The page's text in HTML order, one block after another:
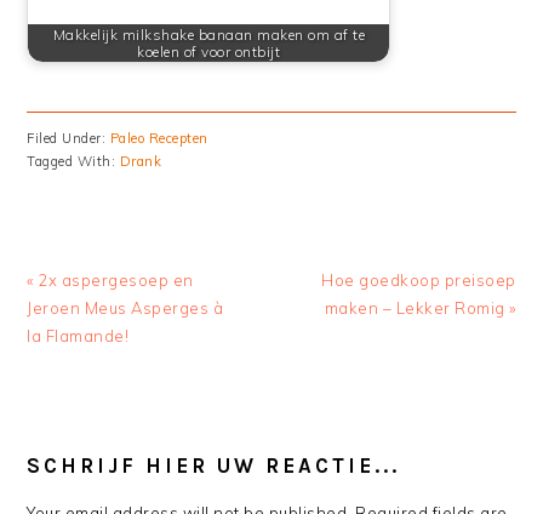
Makkelijk milkshake banaan maken om af te
koelen of voor ontbijt
Filed Under: Paleo Recepten
Tagged With: Drank
Previous
Post:
« 2x aspergesoep en
Jeroen Meus Asperges à
la Flamande!
Next
Post:
Hoe goedkoop preisoep
maken – Lekker Romig »
INTERACTIONS
SCHRIJF HIER UW REACTIE...